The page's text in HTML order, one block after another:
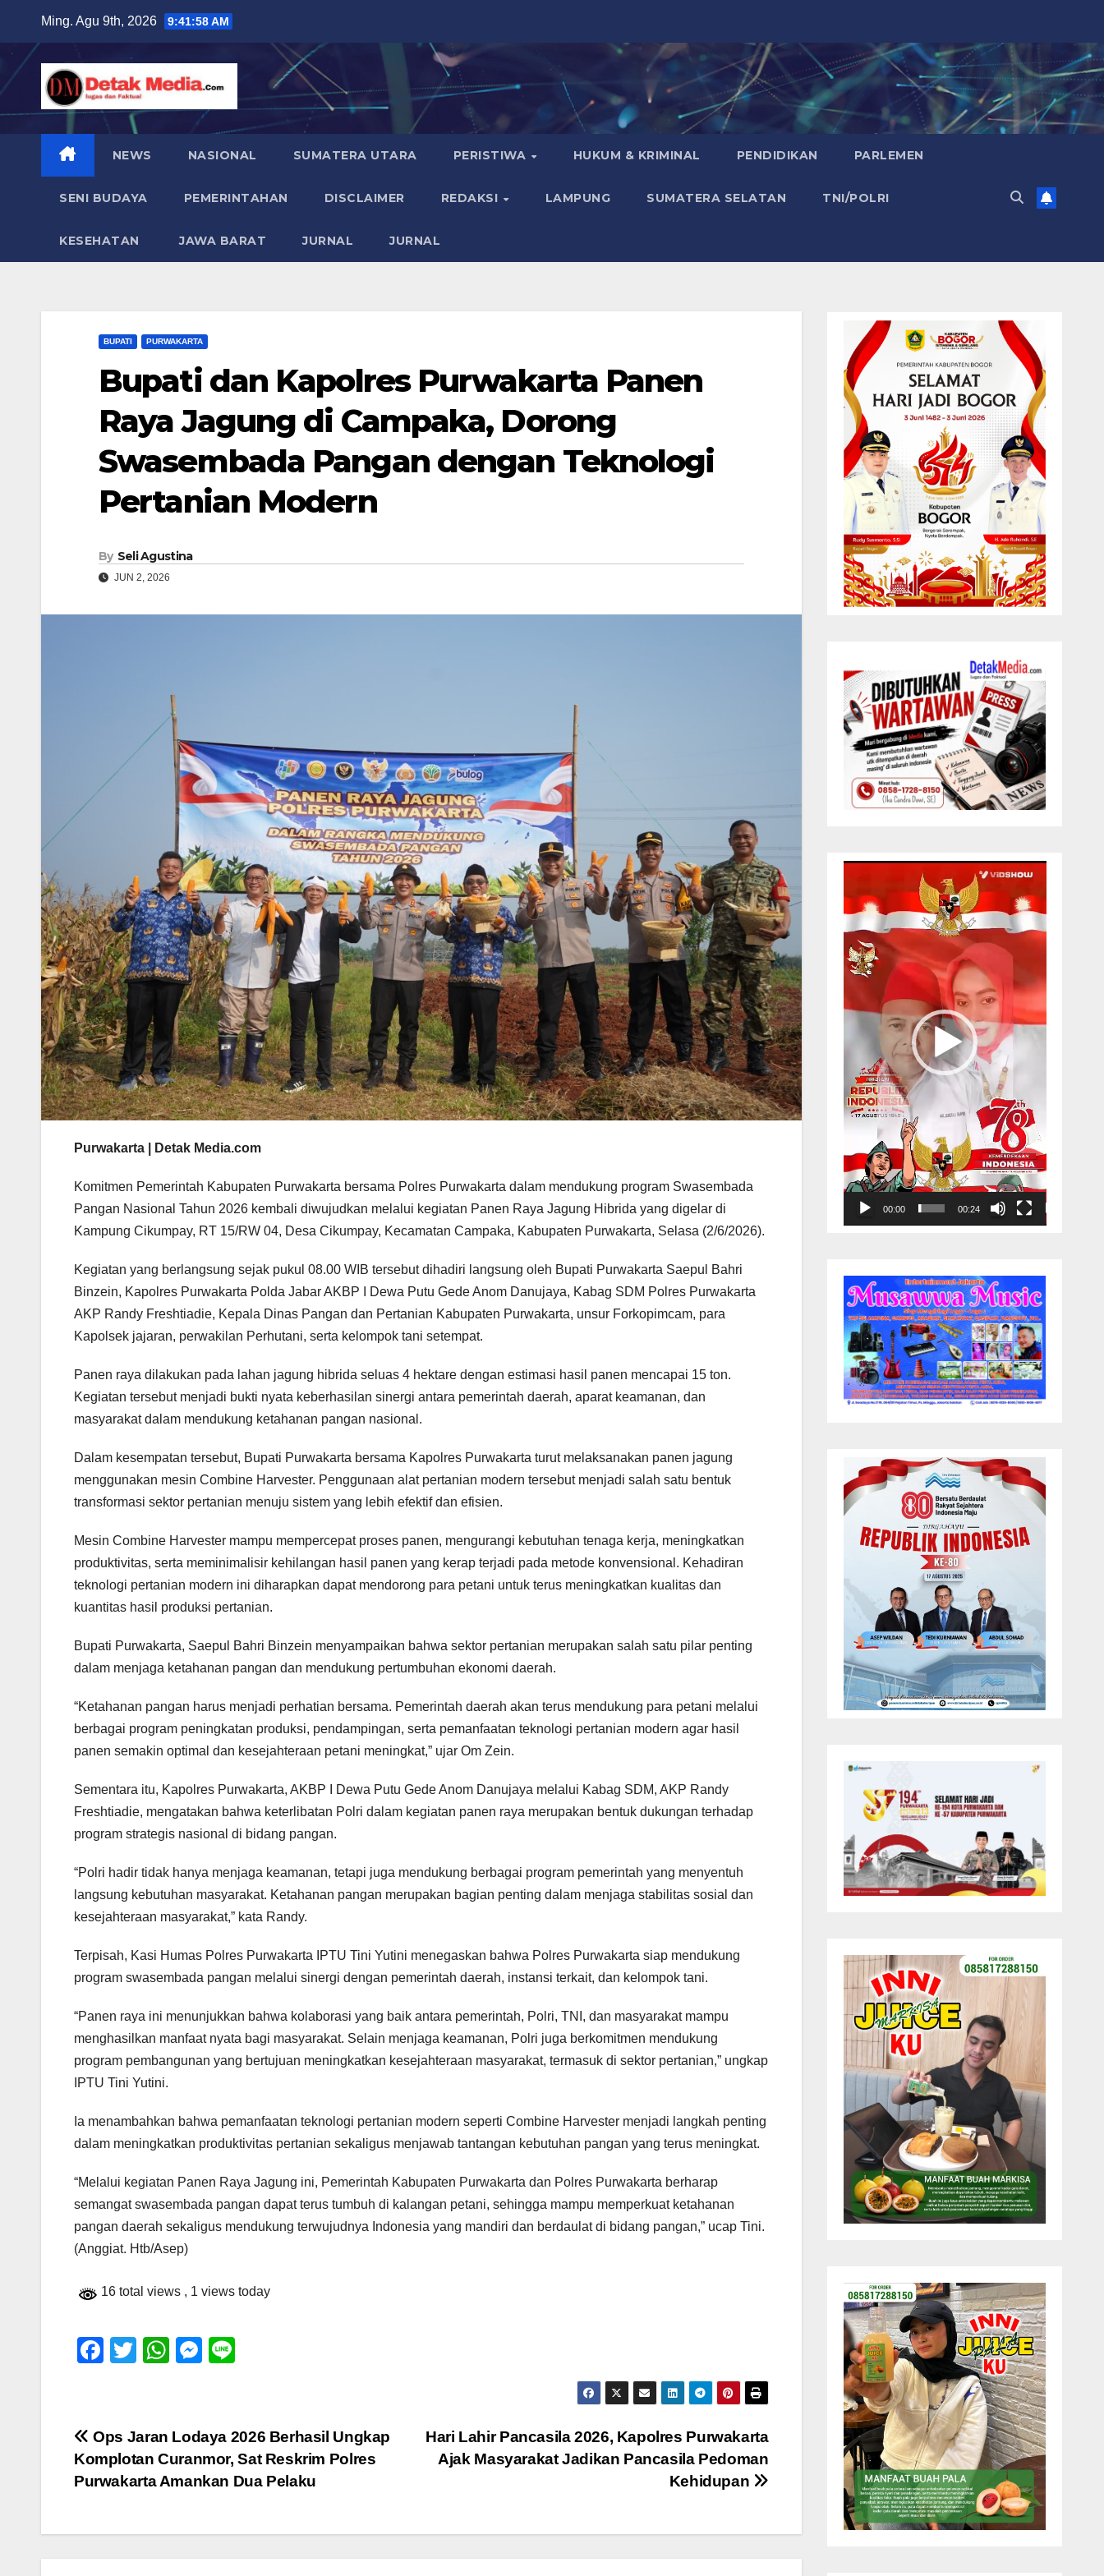
content
Ming. Agu 9th, 2026 9:41:59 AM
NEWS NASIONAL SUMATERA UTARA PERISTIWA HUKUM & KRIMINAL PENDIDIKAN PARLEMEN
SENI BUDAYA PEMERINTAHAN DISCLAIMER REDAKSI LAMPUNG SUMATERA SELATAN TNI/POLRI
KESEHATAN JAWA BARAT JURNAL JURNAL
BUPATI PURWAKARTA
Bupati dan Kapolres Purwakarta Panen
Raya Jagung di Campaka, Dorong
Swasembada Pangan dengan Teknologi
Pertanian Modern
By Seli Agustina
JUN 2, 2026
Purwakarta | Detak Media.com
Komitmen Pemerintah Kabupaten Purwakarta bersama Polres Purwakarta dalam mendukung program Swasembada
Pangan Nasional Tahun 2026 kembali diwujudkan melalui kegiatan Panen Raya Jagung Hibrida yang digelar di
Kampung Cikumpay, RT 15/RW 04, Desa Cikumpay, Kecamatan Campaka, Kabupaten Purwakarta, Selasa (2/6/2026).
Kegiatan yang berlangsung sejak pukul 08.00 WIB tersebut dihadiri langsung oleh Bupati Purwakarta Saepul Bahri
Binzein, Kapolres Purwakarta Polda Jabar AKBP I Dewa Putu Gede Anom Danujaya, Kabag SDM Polres Purwakarta
AKP Randy Freshtiadie, Kepala Dinas Pangan dan Pertanian Kabupaten Purwakarta, unsur Forkopimcam, para
Kapolsek jajaran, perwakilan Perhutani, serta kelompok tani setempat.
Panen raya dilakukan pada lahan jagung hibrida seluas 4 hektare dengan estimasi hasil panen mencapai 15 ton.
Kegiatan tersebut menjadi bukti nyata keberhasilan sinergi antara pemerintah daerah, aparat keamanan, dan
masyarakat dalam mendukung ketahanan pangan nasional.
Dalam kesempatan tersebut, Bupati Purwakarta bersama Kapolres Purwakarta turut melaksanakan panen jagung
menggunakan mesin Combine Harvester. Penggunaan alat pertanian modern tersebut menjadi salah satu bentuk
transformasi sektor pertanian menuju sistem yang lebih efektif dan efisien.
Mesin Combine Harvester mampu mempercepat proses panen, mengurangi kebutuhan tenaga kerja, meningkatkan
produktivitas, serta meminimalisir kehilangan hasil panen yang kerap terjadi pada metode konvensional. Kehadiran
teknologi pertanian modern ini diharapkan dapat mendorong para petani untuk terus meningkatkan kualitas dan
kuantitas hasil produksi pertanian.
Bupati Purwakarta, Saepul Bahri Binzein menyampaikan bahwa sektor pertanian merupakan salah satu pilar penting
dalam menjaga ketahanan pangan dan mendukung pertumbuhan ekonomi daerah.
“Ketahanan pangan harus menjadi perhatian bersama. Pemerintah daerah akan terus mendukung para petani melalui
berbagai program peningkatan produksi, pendampingan, serta pemanfaatan teknologi pertanian modern agar hasil
panen semakin optimal dan kesejahteraan petani meningkat,” ujar Om Zein.
Sementara itu, Kapolres Purwakarta, AKBP I Dewa Putu Gede Anom Danujaya melalui Kabag SDM, AKP Randy
Freshtiadie, mengatakan bahwa keterlibatan Polri dalam kegiatan panen raya merupakan bentuk dukungan terhadap
program strategis nasional di bidang pangan.
“Polri hadir tidak hanya menjaga keamanan, tetapi juga mendukung berbagai program pemerintah yang menyentuh
langsung kebutuhan masyarakat. Ketahanan pangan merupakan bagian penting dalam menjaga stabilitas sosial dan
kesejahteraan masyarakat,” kata Randy.
Terpisah, Kasi Humas Polres Purwakarta IPTU Tini Yutini menegaskan bahwa Polres Purwakarta siap mendukung
program swasembada pangan melalui sinergi dengan pemerintah daerah, instansi terkait, dan kelompok tani.
“Panen raya ini menunjukkan bahwa kolaborasi yang baik antara pemerintah, Polri, TNI, dan masyarakat mampu
menghasilkan manfaat nyata bagi masyarakat. Selain menjaga keamanan, Polri juga berkomitmen mendukung
program pembangunan yang bertujuan meningkatkan kesejahteraan masyarakat, termasuk di sektor pertanian,” ungkap
IPTU Tini Yutini.
Ia menambahkan bahwa pemanfaatan teknologi pertanian modern seperti Combine Harvester menjadi langkah penting
dalam meningkatkan produktivitas pertanian sekaligus menjawab tantangan kebutuhan pangan yang terus meningkat.
“Melalui kegiatan Panen Raya Jagung ini, Pemerintah Kabupaten Purwakarta dan Polres Purwakarta berharap
semangat swasembada pangan dapat terus tumbuh di kalangan petani, sehingga mampu memperkuat ketahanan
pangan daerah sekaligus mendukung terwujudnya Indonesia yang mandiri dan berdaulat di bidang pangan,” ucap Tini.
(Anggiat. Htb/Asep)
16 total views , 1 views today
F
e
b
o
k
T
er
W
s
A
p
M
e
n
g
Navigasi
pos
Hari Lahir Pancasila 2026, Kapolres Purwakarta
Ajak Masyarakat Jadikan Pancasila Pedoman
Kehidupan
Ops Jaran Lodaya 2026 Berhasil Ungkap
Komplotan Curanmor, Sat Reskrim Polres
Purwakarta Amankan Dua Pelaku
Video
00:00 00:24